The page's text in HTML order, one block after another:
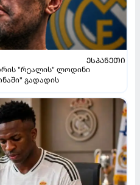
ᲔᲡᲞᲐᲜᲔᲗᲘ
"რეალის" ლოდინი
გადადის